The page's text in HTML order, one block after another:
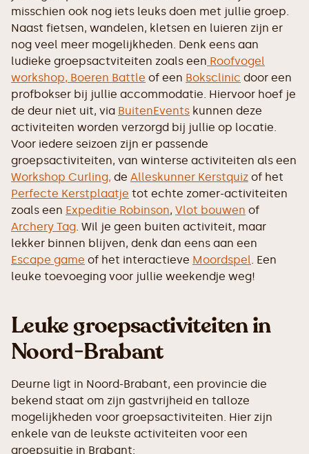
misschien ook nog iets leuks doen met jullie groep.
Naast fietsen, wandelen, kletsen en luieren zijn er
nog veel meer mogelijkheden. Denk eens aan
ludieke groepsactviteiten zoals een Roofvogel
workshop, Boeren Battle of een Boksclinic door een
profbokser bij jullie accommodatie. Hiervoor hoef je
de deur niet uit, via BuitenEvents kunnen deze
activiteiten worden verzorgd bij jullie op locatie.
Voor iedere seizoen zijn er passende
groepsactiviteiten, van winterse activiteiten als een
Workshop Curling, de Alleskunner Kerstquiz of het
Perfecte Kerstplaatje tot echte zomer-activiteiten
zoals een Expeditie Robinson, Vlot bouwen of
Archery Tag. Wil je geen buiten activiteit, maar
lekker binnen blijven, denk dan eens aan een
Escape game of het interactieve Moordspel. Een
leuke toevoeging voor jullie weekendje weg!
Leuke groepsactiviteiten in
Noord-Brabant
Deurne ligt in Noord-Brabant, een provincie die
bekend staat om zijn gastvrijheid en talloze
mogelijkheden voor groepsactiviteiten. Hier zijn
enkele van de leukste activiteiten voor een
groepsuitje in Brabant: